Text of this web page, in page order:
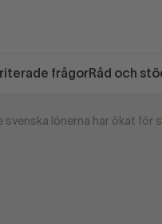
frågor Råd och